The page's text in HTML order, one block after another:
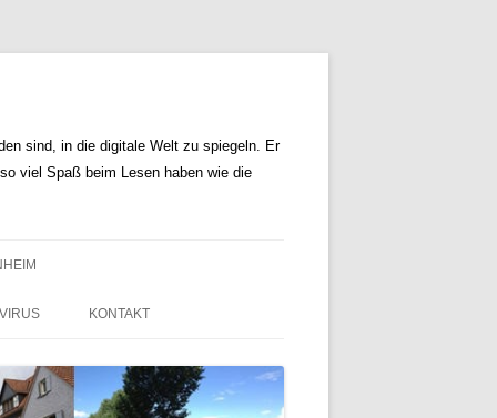
sind, in die digitale Welt zu spiegeln. Er
viel Spaß beim Lesen haben wie die
KONTAKT